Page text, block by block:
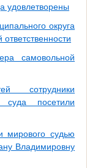
удовлетворены
округа
самовольной
сотрудники
суда посетили
мирового судью
Владимировну